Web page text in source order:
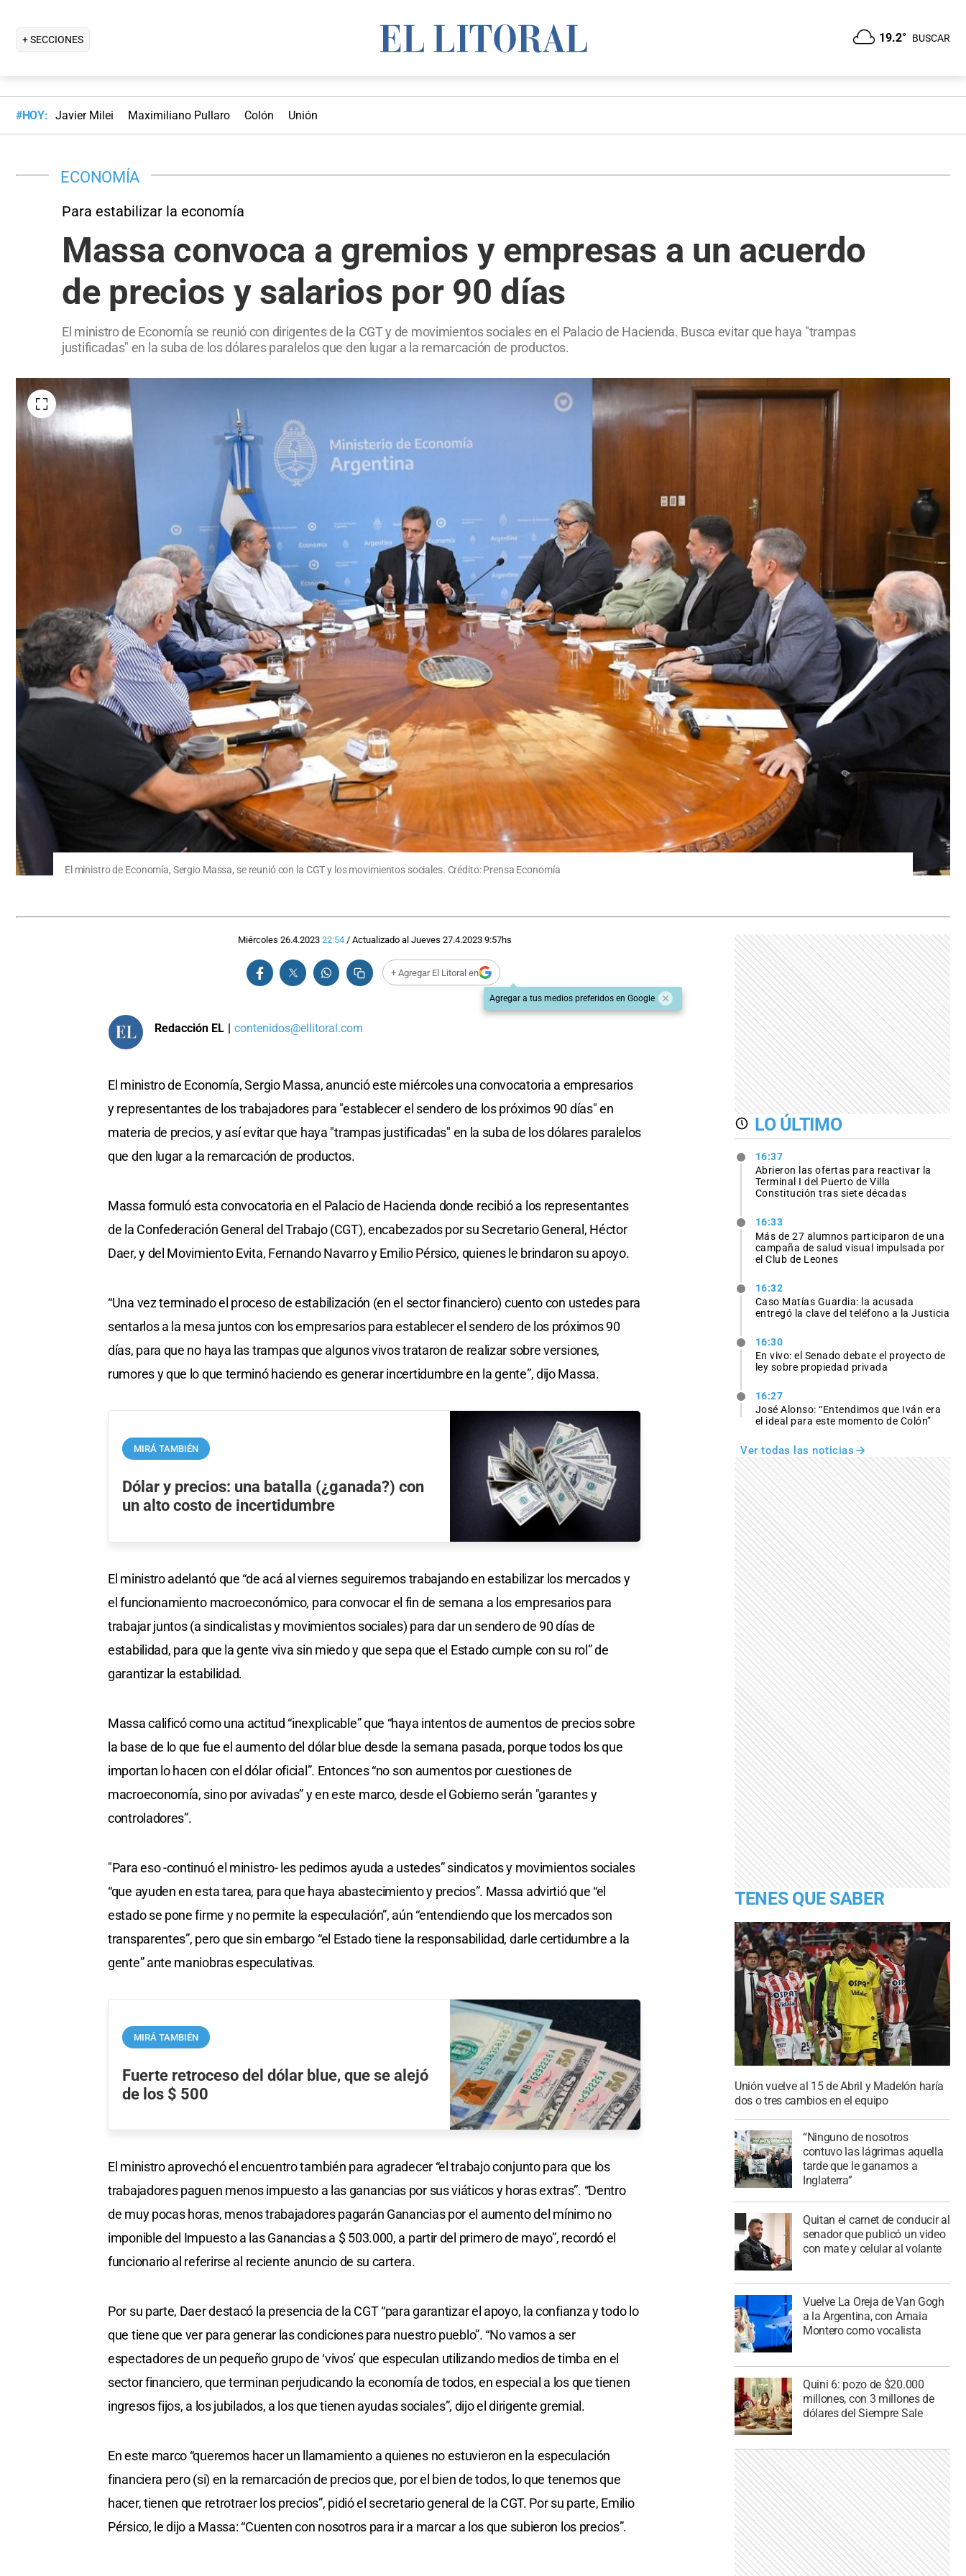
+ SECCIONES 19.2° BUSCAR
#HOY: Javier Milei Maximiliano Pullaro Colón Unión
ECONOMÍA
Para estabilizar la economía
Massa convoca a gremios y empresas a un acuerdo
de precios y salarios por 90 días
El ministro de Economía se reunió con dirigentes de la CGT y de movimientos sociales en el Palacio de Hacienda. Busca evitar que haya "trampas
justificadas" en la suba de los dólares paralelos que den lugar a la remarcación de productos.
El ministro de Economía, Sergio Massa, se reunió con la CGT y los movimientos sociales. Crédito: Prensa Economía
Miércoles 26.4.2023 22:54/ Actualizado al Jueves 27.4.2023 9:57hs
+ Agregar El Litoral en
Agregar a tus medios preferidos en Google
Redacción EL | contenidos@ellitoral.com
El ministro de Economía, Sergio Massa, anunció este miércoles una convocatoria a empresarios
y representantes de los trabajadores para "establecer el sendero de los próximos 90 días" en
materia de precios, y así evitar que haya "trampas justificadas" en la suba de los dólares paralelos
que den lugar a la remarcación de productos.
Massa formuló esta convocatoria en el Palacio de Hacienda donde recibió a los representantes
de la Confederación General del Trabajo (CGT), encabezados por su Secretario General, Héctor
Daer, y del Movimiento Evita, Fernando Navarro y Emilio Pérsico, quienes le brindaron su apoyo.
“Una vez terminado el proceso de estabilización (en el sector financiero) cuento con ustedes para
sentarlos a la mesa juntos con los empresarios para establecer el sendero de los próximos 90
días, para que no haya las trampas que algunos vivos trataron de realizar sobre versiones,
rumores y que lo que terminó haciendo es generar incertidumbre en la gente”, dijo Massa.
MIRÁ TAMBIÉN
Dólar y precios: una batalla (¿ganada?) con
un alto costo de incertidumbre
El ministro adelantó que “de acá al viernes seguiremos trabajando en estabilizar los mercados y
el funcionamiento macroeconómico, para convocar el fin de semana a los empresarios para
trabajar juntos (a sindicalistas y movimientos sociales) para dar un sendero de 90 días de
estabilidad, para que la gente viva sin miedo y que sepa que el Estado cumple con su rol” de
garantizar la estabilidad.
Massa calificó como una actitud “inexplicable” que “haya intentos de aumentos de precios sobre
la base de lo que fue el aumento del dólar blue desde la semana pasada, porque todos los que
importan lo hacen con el dólar oficial”. Entonces “no son aumentos por cuestiones de
macroeconomía, sino por avivadas” y en este marco, desde el Gobierno serán "garantes y
controladores”.
"Para eso -continuó el ministro- les pedimos ayuda a ustedes” sindicatos y movimientos sociales
“que ayuden en esta tarea, para que haya abastecimiento y precios”. Massa advirtió que “el
estado se pone firme y no permite la especulación”, aún “entendiendo que los mercados son
transparentes”, pero que sin embargo “el Estado tiene la responsabilidad, darle certidumbre a la
gente” ante maniobras especulativas.
MIRÁ TAMBIÉN
Fuerte retroceso del dólar blue, que se alejó
de los $ 500
El ministro aprovechó el encuentro también para agradecer “el trabajo conjunto para que los
trabajadores paguen menos impuesto a las ganancias por sus viáticos y horas extras”. “Dentro
de muy pocas horas, menos trabajadores pagarán Ganancias por el aumento del mínimo no
imponible del Impuesto a las Ganancias a $ 503.000, a partir del primero de mayo”, recordó el
funcionario al referirse al reciente anuncio de su cartera.
Por su parte, Daer destacó la presencia de la CGT “para garantizar el apoyo, la confianza y todo lo
que tiene que ver para generar las condiciones para nuestro pueblo”. “No vamos a ser
espectadores de un pequeño grupo de ‘vivos’ que especulan utilizando medios de timba en el
sector financiero, que terminan perjudicando la economía de todos, en especial a los que tienen
ingresos fijos, a los jubilados, a los que tienen ayudas sociales”, dijo el dirigente gremial.
En este marco “queremos hacer un llamamiento a quienes no estuvieron en la especulación
financiera pero (si) en la remarcación de precios que, por el bien de todos, lo que tenemos que
hacer, tienen que retrotraer los precios”, pidió el secretario general de la CGT. Por su parte, Emilio
Pérsico, le dijo a Massa: “Cuenten con nosotros para ir a marcar a los que subieron los precios”.
LO ÚLTIMO
16:37
Abrieron las ofertas para reactivar la
Terminal I del Puerto de Villa
Constitución tras siete décadas
16:33
Más de 27 alumnos participaron de una
campaña de salud visual impulsada por
el Club de Leones
16:32
Caso Matías Guardia: la acusada
entregó la clave del teléfono a la Justicia
16:30
En vivo: el Senado debate el proyecto de
ley sobre propiedad privada
16:27
José Alonso: “Entendimos que Iván era
el ideal para este momento de Colón”
Ver todas las noticias
TENES QUE SABER
Unión vuelve al 15 de Abril y Madelón haría
dos o tres cambios en el equipo
“Ninguno de nosotros
contuvo las lágrimas aquella
tarde que le ganamos a
Inglaterra”
Quitan el carnet de conducir al
senador que publicó un video
con mate y celular al volante
Vuelve La Oreja de Van Gogh
a la Argentina, con Amaia
Montero como vocalista
Quini 6: pozo de $20.000
millones, con 3 millones de
dólares del Siempre Sale